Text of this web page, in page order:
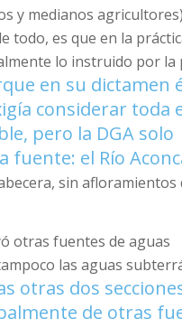
y medianos
todo, es que en la
lo instruido por la
en su dictamen
considerar toda
pero la DGA solo
fuente: el Río
sin afloramientos
otras fuentes de aguas
las aguas
otras dos
de otras